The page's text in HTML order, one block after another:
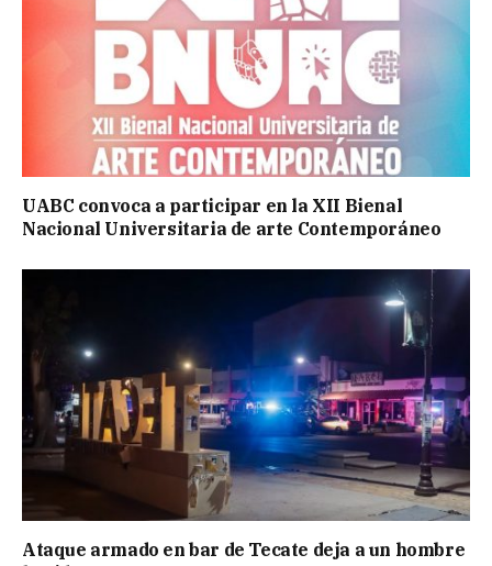
UABC convoca a participar en la XII Bienal
Nacional Universitaria de arte Contemporáneo
Ataque armado en bar de Tecate deja a un hombre